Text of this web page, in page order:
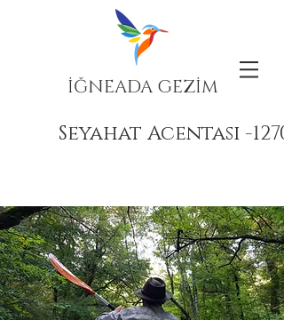
İĞNEADA GEZİM
Seyahat Acentası -